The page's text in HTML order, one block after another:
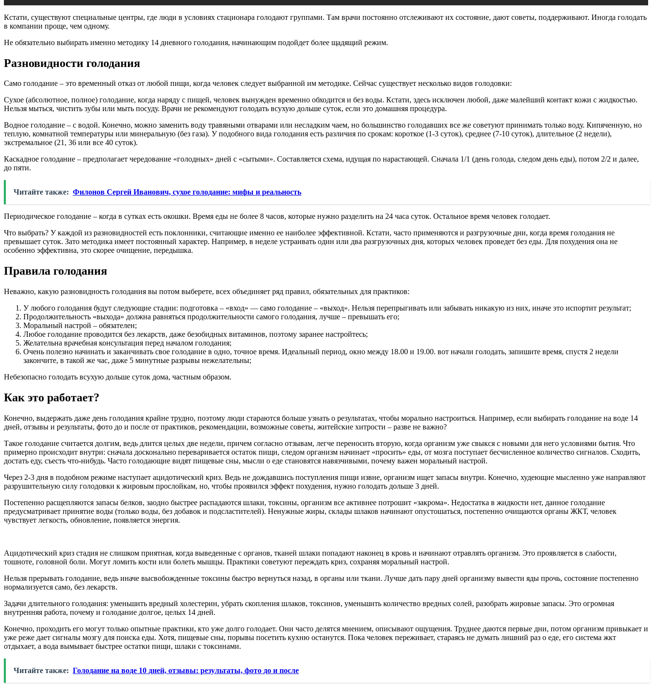
Кстати, существуют специальные центры, где люди в условиях стационара голодают группами. Там врачи постоянно отслеживают их состояние, дают советы, поддерживают. Иногда голодать
в компании проще, чем одному.
Не обязательно выбирать именно методику 14 дневного голодания, начинающим подойдет более щадящий режим.
Разновидности голодания
Само голодание – это временный отказ от любой пищи, когда человек следует выбранной им методике. Сейчас существует несколько видов голодовки:
Сухое (абсолютное, полное) голодание, когда наряду с пищей, человек вынужден временно обходится и без воды. Кстати, здесь исключен любой, даже малейший контакт кожи с жидкостью.
Нельзя мыться, чистить зубы или мыть посуду. Врачи не рекомендуют голодать всухую дольше суток, если это домашняя процедура.
Водное голодание – с водой. Конечно, можно заменить воду травяными отварами или несладким чаем, но большинство голодавших все же советуют принимать только воду. Кипяченную, но
теплую, комнатной температуры или минеральную (без газа). У подобного вида голодания есть различия по срокам: короткое (1-3 суток), среднее (7-10 суток), длительное (2 недели),
экстремальное (21, 36 или все 40 суток).
Каскадное голодание – предполагает чередование «голодных» дней с «сытыми». Составляется схема, идущая по нарастающей. Сначала 1/1 (день голода, следом день еды), потом 2/2 и далее,
до пяти.
Читайте также: Филонов Сергей Иванович, сухое голодание: мифы и реальность
Периодическое голодание – когда в сутках есть окошки. Время еды не более 8 часов, которые нужно разделить на 24 часа суток. Остальное время человек голодает.
Что выбрать? У каждой из разновидностей есть поклонники, считающие именно ее наиболее эффективной. Кстати, часто применяются и разгрузочные дни, когда время голодания не
превышает суток. Зато методика имеет постоянный характер. Например, в неделе устраивать один или два разгрузочных дня, которых человек проведет без еды. Для похудения она не
особенно эффективна, это скорее очищение, передышка.
Правила голодания
Неважно, какую разновидность голодания вы потом выберете, всех объединяет ряд правил, обязательных для практиков:
У любого голодания будут следующие стадии: подготовка – «вход» — само голодание – «выход». Нельзя перепрыгивать или забывать никакую из них, иначе это испортит результат;
Продолжительность «выхода» должна равняться продолжительности самого голодания, лучше – превышать его;
Моральный настрой – обязателен;
Любое голодание проводится без лекарств, даже безобидных витаминов, поэтому заранее настройтесь;
Желательна врачебная консультация перед началом голодания;
Очень полезно начинать и заканчивать свое голодание в одно, точное время. Идеальный период, окно между 18.00 и 19.00. вот начали голодать, запишите время, спустя 2 недели
закончите, в такой же час, даже 5 минутные разрывы нежелательны;
Небезопасно голодать всухую дольше суток дома, частным образом.
Как это работает?
Конечно, выдержать даже день голодания крайне трудно, поэтому люди стараются больше узнать о результатах, чтобы морально настроиться. Например, если выбирать голодание на воде 14
дней, отзывы и результаты, фото до и после от практиков, рекомендации, возможные советы, житейские хитрости – разве не важно?
Такое голодание считается долгим, ведь длится целых две недели, причем согласно отзывам, легче переносить вторую, когда организм уже свыкся с новыми для него условиями бытия. Что
примерно происходит внутри: сначала досконально переваривается остаток пищи, следом организм начинает «просить» еды, от мозга поступает бесчисленное количество сигналов. Сходить,
достать еду, съесть что-нибудь. Часто голодающие видят пищевые сны, мысли о еде становятся навязчивыми, почему важен моральный настрой.
Через 2-3 дня в подобном режиме наступает ацидотический криз. Ведь не дождавшись поступления пищи извне, организм ищет запасы внутри. Конечно, худеющие мысленно уже направляют
разрушительную силу голодовки к жировым прослойкам, но, чтобы проявился эффект похудения, нужно голодать дольше 3 дней.
Постепенно расщепляются запасы белков, заодно быстрее распадаются шлаки, токсины, организм все активнее потрошит «закрома». Недостатка в жидкости нет, данное голодание
предусматривает принятие воды (только воды, без добавок и подсластителей). Ненужные жиры, склады шлаков начинают опустошаться, постепенно очищаются органы ЖКТ, человек
чувствует легкость, обновление, появляется энергия.
Ацидотический криз стадия не слишком приятная, когда выведенные с органов, тканей шлаки попадают наконец в кровь и начинают отравлять организм. Это проявляется в слабости,
тошноте, головной боли. Могут ломить кости или болеть мышцы. Практики советуют переждать криз, сохраняя моральный настрой.
Нельзя прерывать голодание, ведь иначе высвобожденные токсины быстро вернуться назад, в органы или ткани. Лучше дать пару дней организму вывести яды прочь, состояние постепенно
нормализуется само, без лекарств.
Задачи длительного голодания: уменьшить вредный холестерин, убрать скопления шлаков, токсинов, уменьшить количество вредных солей, разобрать жировые запасы. Это огромная
внутренняя работа, почему и голодание долгое, целых 14 дней.
Конечно, проходить его могут только опытные практики, кто уже долго голодает. Они часто делятся мнением, описывают ощущения. Труднее даются первые дни, потом организм привыкает и
уже реже дает сигналы мозгу для поиска еды. Хотя, пищевые сны, порывы посетить кухню останутся. Пока человек переживает, стараясь не думать лишний раз о еде, его система жкт
отдыхает, а вода вымывает быстрее остатки пищи, шлаки с токсинами.
Читайте также: Голодание на воде 10 дней, отзывы: результаты, фото до и после